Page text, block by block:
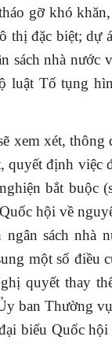
gỡ khó
đặc biệt; dự
sách nhà nước
luật Tố tụng
xem xét, thông
quyết định việc
bắt buộc
hội về
sách nhà
một số điều
quyết thay
ban Thường
biểu Quốc